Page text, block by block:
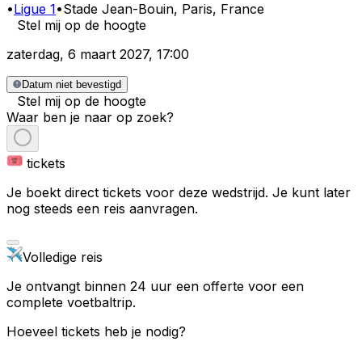
•Ligue 1•Stade Jean-Bouin, Paris, France
Stel mij op de hoogte
zaterdag, 6 maart 2027, 17:00
Datum niet bevestigd
Stel mij op de hoogte
Waar ben je naar op zoek?
tickets
Je boekt direct tickets voor deze wedstrijd. Je kunt later
nog steeds een reis aanvragen.
Volledige reis
Je ontvangt binnen 24 uur een offerte voor een
complete voetbaltrip.
Hoeveel tickets heb je nodig?